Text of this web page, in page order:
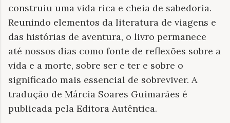
construiu uma vida rica e cheia de sabedoria.
Reunindo elementos da literatura de viagens e
das histórias de aventura, o livro permanece
até nossos dias como fonte de reflexões sobre a
vida e a morte, sobre ser e ter e sobre o
significado mais essencial de sobreviver. A
tradução de Márcia Soares Guimarães é
publicada pela Editora Autêntica.